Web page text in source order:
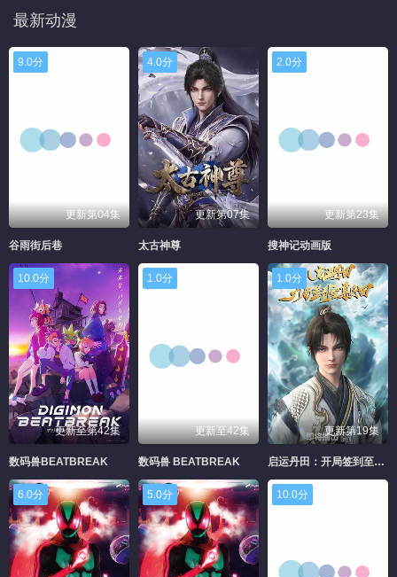
最新动漫
9.0分
更新第04集
谷雨街后巷
4.0分
更新第07集
太古神尊
2.0分
更新第23集
搜神记动画版
10.0分
更新至第42集
数码兽BEATBREAK
1.0分
更新至42集
数码兽 BEATBREAK
1.0分
更新第19集
启运丹田：开局签到至尊丹田
6.0分 5.0分 10.0分